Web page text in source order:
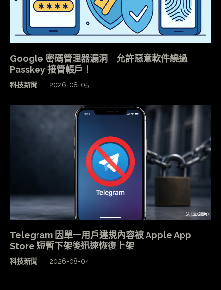
Google 密碼管理器漏洞 允許惡意軟件繞過
Passkey 接管帳戶！
科技新聞 2026-08-05
Telegram 因單一用戶違規內容被 Apple App
Store 短暫下架後迅速恢復上架
科技新聞 2026-08-04